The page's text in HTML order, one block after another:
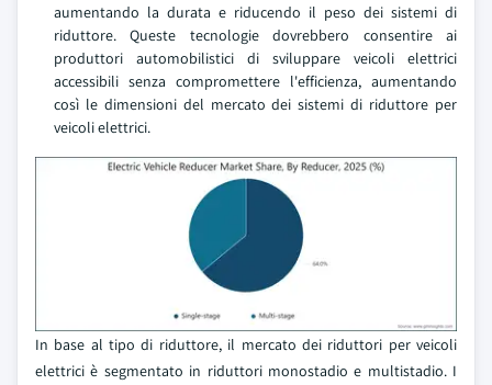
aumentando la durata e riducendo il peso dei sistemi di
riduttore. Queste tecnologie dovrebbero consentire ai
produttori automobilistici di sviluppare veicoli elettrici
accessibili senza compromettere l'efficienza, aumentando
così le dimensioni del mercato dei sistemi di riduttore per
veicoli elettrici.
In base al tipo di riduttore, il mercato dei riduttori per veicoli
elettrici è segmentato in riduttori monostadio e multistadio. I